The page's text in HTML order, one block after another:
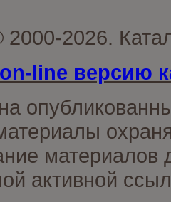
2026.
line версию
материалов
активной